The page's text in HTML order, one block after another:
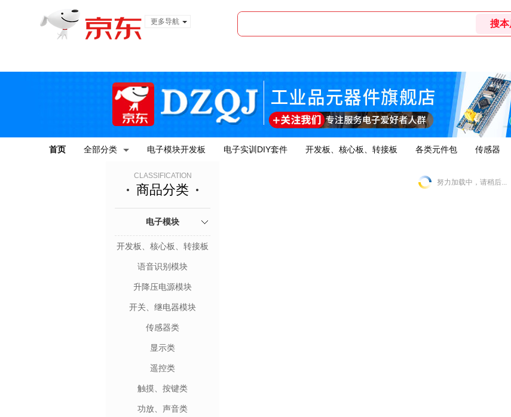
更多导航
首页 全部分类 电子模块开发板 电子实训DIY套件 开发板、核心板、转接板 各类元件包 传感器
CLASSIFICATION
商品分类
电子模块
开发板、核心板、转接板
语音识别模块
升降压电源模块
开关、继电器模块
传感器类
显示类
遥控类
触摸、按键类
功放、声音类
努力加载中，请稍后...